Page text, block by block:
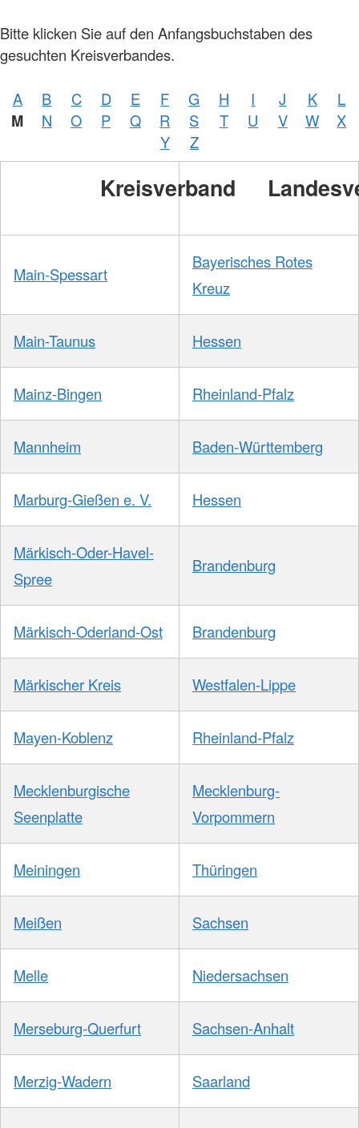
Bitte klicken Sie auf den Anfangsbuchstaben des
gesuchten Kreisverbandes.
A B C D E F G H I J K L
M N O P Q R S T U V W
X
Y
Z
Kreisverband
Main-Spessart
Bayerisches Rotes
Kreuz
Main-Taunus Hessen
Mainz-Bingen Rheinland-Pfalz
Mannheim Baden-Württemberg
Marburg-Gießen e. V. Hessen
Märkisch-Oder-Havel-
Spree
Brandenburg
Märkisch-Oderland-Ost Brandenburg
Märkischer Kreis Westfalen-Lippe
Mayen-Koblenz Rheinland-Pfalz
Mecklenburgische
Seenplatte
Mecklenburg-
Vorpommern
Meiningen Thüringen
Meißen Sachsen
Melle Niedersachsen
Merseburg-Querfurt Sachsen-Anhalt
Merzig-Wadern Saarland